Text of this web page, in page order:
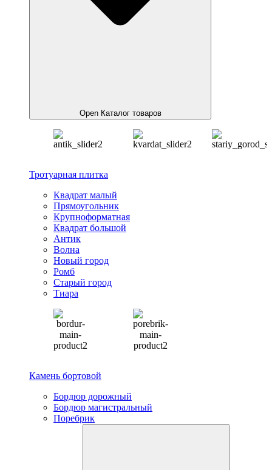
Open Каталог товаров
Тротуарная плитка
Квадрат малый
Прямоугольник
Крупноформатная
Квадрат большой
Антик
Волна
Новый город
Ромб
Старый город
Тиара
Камень бортовой
Бордюр дорожный
Бордюр магистральный
Поребрик